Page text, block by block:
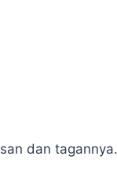
dan